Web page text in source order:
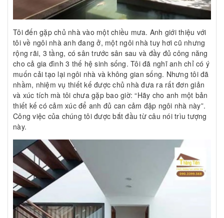
Tôi đến gặp chủ nhà vào một chiều mưa. Anh giới thiệu với
tôi về ngôi nhà anh đang ở, một ngôi nhà tuy hơi cũ nhưng
rộng rãi, 3 tầng, có sân trước sân sau và đầy đủ công năng
cho cả gia đình 3 thế hệ sinh sống. Tôi đã nghĩ anh chỉ có ý
muốn cải tạo lại ngôi nhà và không gian sống. Nhưng tôi đã
nhầm, nhiệm vụ thiết kế được chủ nhà đưa ra rất đơn giản
và xúc tích mà tôi chưa gặp bao giờ: “Hãy cho anh một bản
thiết kế có cảm xúc để anh đủ can cảm đập ngôi nhà này”.
Công việc của chúng tôi được bắt đầu từ câu nói trìu tượng
này.